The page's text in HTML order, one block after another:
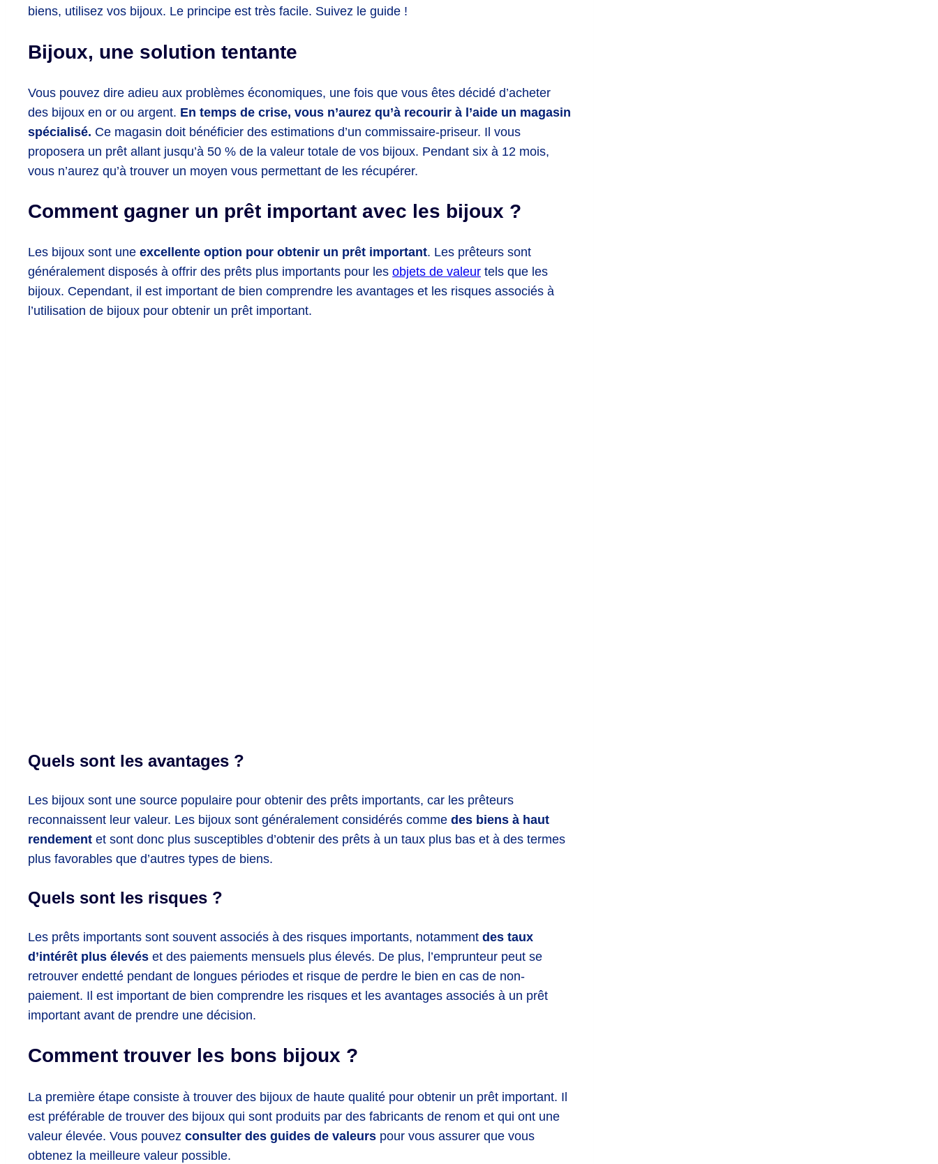
biens, utilisez vos bijoux. Le principe est très facile. Suivez le guide !
Bijoux, une solution tentante
Vous pouvez dire adieu aux problèmes économiques, une fois que vous êtes décidé d’acheter
des bijoux en or ou argent. En temps de crise, vous n’aurez qu’à recourir à l’aide un magasin
spécialisé. Ce magasin doit bénéficier des estimations d’un commissaire-priseur. Il vous
proposera un prêt allant jusqu’à 50 % de la valeur totale de vos bijoux. Pendant six à 12 mois,
vous n’aurez qu’à trouver un moyen vous permettant de les récupérer.
Comment gagner un prêt important avec les bijoux ?
Les bijoux sont une excellente option pour obtenir un prêt important. Les prêteurs sont
généralement disposés à offrir des prêts plus importants pour les objets de valeur tels que les
bijoux. Cependant, il est important de bien comprendre les avantages et les risques associés à
l’utilisation de bijoux pour obtenir un prêt important.
Quels sont les avantages ?
Les bijoux sont une source populaire pour obtenir des prêts importants, car les prêteurs
reconnaissent leur valeur. Les bijoux sont généralement considérés comme des biens à haut
rendement et sont donc plus susceptibles d’obtenir des prêts à un taux plus bas et à des termes
plus favorables que d’autres types de biens.
Quels sont les risques ?
Les prêts importants sont souvent associés à des risques importants, notamment des taux
d’intérêt plus élevés et des paiements mensuels plus élevés. De plus, l’emprunteur peut se
retrouver endetté pendant de longues périodes et risque de perdre le bien en cas de non-
paiement. Il est important de bien comprendre les risques et les avantages associés à un prêt
important avant de prendre une décision.
Comment trouver les bons bijoux ?
La première étape consiste à trouver des bijoux de haute qualité pour obtenir un prêt important. Il
est préférable de trouver des bijoux qui sont produits par des fabricants de renom et qui ont une
valeur élevée. Vous pouvez consulter des guides de valeurs pour vous assurer que vous
obtenez la meilleure valeur possible.